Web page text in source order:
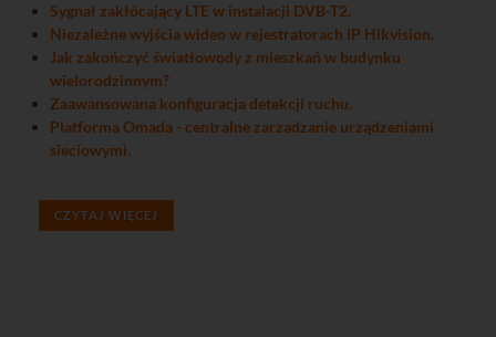
Sygnał zakłócający LTE w instalacji DVB-T2.
Niezależne wyjścia wideo w rejestratorach IP Hikvision.
Jak zakończyć światłowody z mieszkań w budynku
wielorodzinnym?
Zaawansowana konfiguracja detekcji ruchu.
Platforma Omada - centralne zarzadzanie urządzeniami
sieciowymi.
CZYTAJ WIĘCEJ